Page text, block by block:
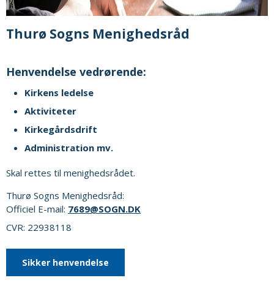
Thurø Sogns Menighedsråd
Henvendelse vedrørende:
Kirkens ledelse
Aktiviteter
Kirkegårdsdrift
Administration mv.
Skal rettes til menighedsrådet.
Thurø Sogns Menighedsråd:
Officiel E-mail: 7689@SOGN.DK
CVR: 22938118
Sikker henvendelse